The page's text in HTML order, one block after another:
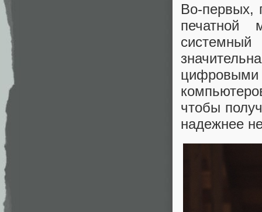
Во-первых,
печатной
цифровыми
чтобы
надежнее